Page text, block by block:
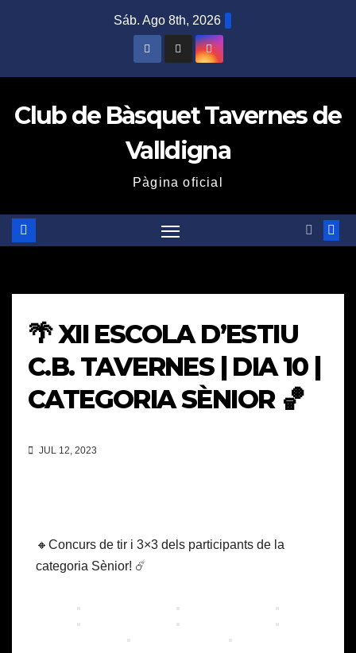
Sáb. Ago 8th, 2026
Club de Bàsquet Tavernes de
Valldigna
Pàgina oficial
🌴 XII ESCOLA D’ESTIU
C.B. TAVERNES | DIA 10 |
CATEGORIA SÈNIOR 🏀
JUL 12, 2023
🔸Concurs de tir i 3×3 dels participants de la
categoria Sènior! ☄️